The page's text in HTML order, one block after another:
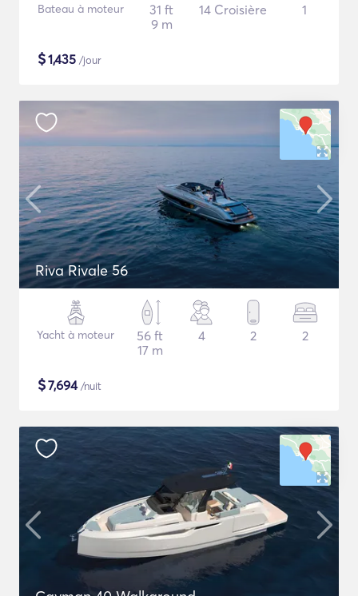
Bateau à moteur
31 ft
9 m
14 Croisière 1
$1,435 /jour
Riva Rivale 56
Yacht à moteur
56 ft
17 m
4 2 2
$7,694/nuit